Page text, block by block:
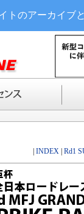
トのアーカイブ
INDEX Rd1